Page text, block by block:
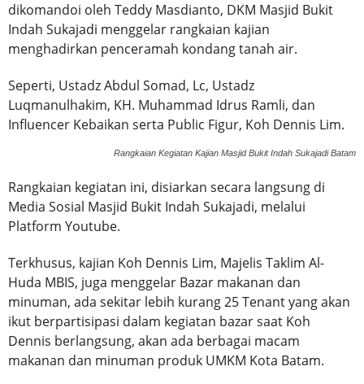
dikomandoi oleh Teddy Masdianto, DKM Masjid Bukit
Indah Sukajadi menggelar rangkaian kajian
menghadirkan penceramah kondang tanah air.
Seperti, Ustadz Abdul Somad, Lc, Ustadz
Luqmanulhakim, KH. Muhammad Idrus Ramli, dan
Influencer Kebaikan serta Public Figur, Koh Dennis Lim.
Rangkaian Kegiatan Kajian Masjid Bukit Indah Sukajadi Batam
Rangkaian kegiatan ini, disiarkan secara langsung di
Media Sosial Masjid Bukit Indah Sukajadi, melalui
Platform Youtube.
Terkhusus, kajian Koh Dennis Lim, Majelis Taklim Al-
Huda MBIS, juga menggelar Bazar makanan dan
minuman, ada sekitar lebih kurang 25 Tenant yang akan
ikut berpartisipasi dalam kegiatan bazar saat Koh
Dennis berlangsung, akan ada berbagai macam
makanan dan minuman produk UMKM Kota Batam.